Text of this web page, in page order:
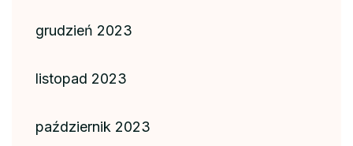
grudzień 2023
listopad 2023
październik 2023